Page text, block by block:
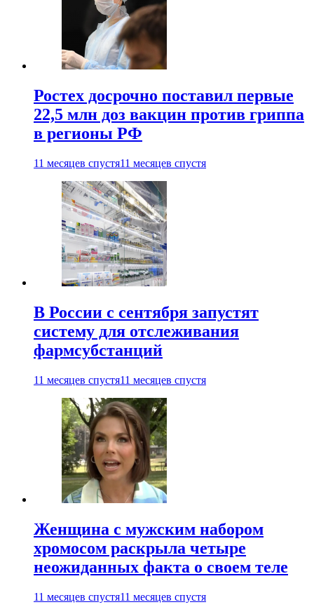
Ростех досрочно поставил первые
22,5 млн доз вакцин против гриппа
в регионы РФ
11 месяцев спустя11 месяцев спустя
В России с сентября запустят
систему для отслеживания
фармсубстанций
11 месяцев спустя11 месяцев спустя
Женщина с мужским набором
хромосом раскрыла четыре
неожиданных факта о своем теле
11 месяцев спустя11 месяцев спустя